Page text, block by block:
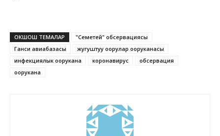
ОКШОШ ТЕМАЛАР
"Семетей" обсервациясы
Ганси авиабазасы
жугуштуу оорулар ооруканасы
инфекциялык оорукана
коронавирус
обсервация
оорукана